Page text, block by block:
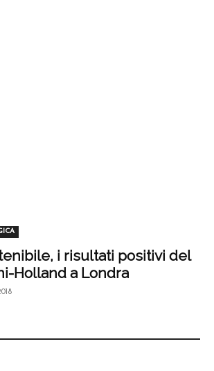
i risultati positivi del
Holland a Londra